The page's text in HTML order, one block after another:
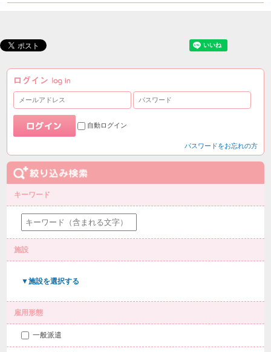
自動ログイン
パスワードをお忘れの方
キーワード
施設
▼施設を選択する
雇用形態
一般派遣